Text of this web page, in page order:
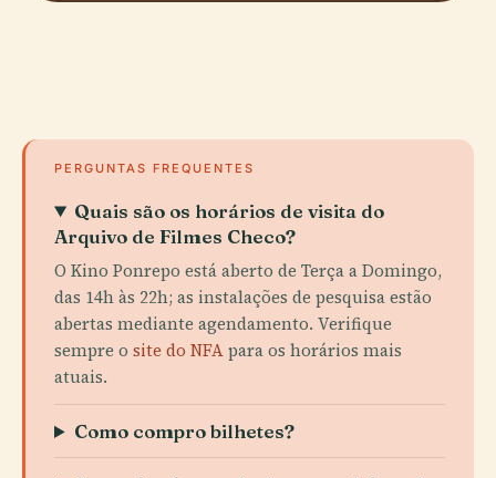
PERGUNTAS FREQUENTES
Quais são os horários de visita do
Arquivo de Filmes Checo?
O Kino Ponrepo está aberto de Terça a Domingo,
das 14h às 22h; as instalações de pesquisa estão
abertas mediante agendamento. Verifique
sempre o site do NFApara os horários mais
atuais.
Como compro bilhetes?